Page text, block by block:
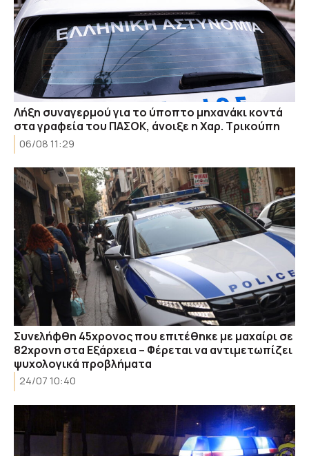
Λήξη συναγερμού για το ύποπτο μηχανάκι κοντά
στα γραφεία του ΠΑΣΟΚ, άνοιξε η Χαρ. Τρικούπη
06/08 11:29
Συνελήφθη 45χρονος που επιτέθηκε με μαχαίρι σε
82χρονη στα Εξάρχεια – Φέρεται να αντιμετωπίζει
ψυχολογικά προβλήματα
24/07 10:40